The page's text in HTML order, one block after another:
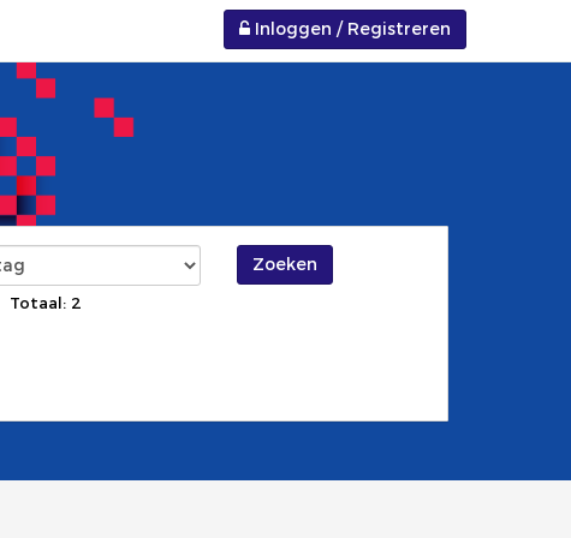
Inloggen / Registreren
Zoeken
Totaal: 2